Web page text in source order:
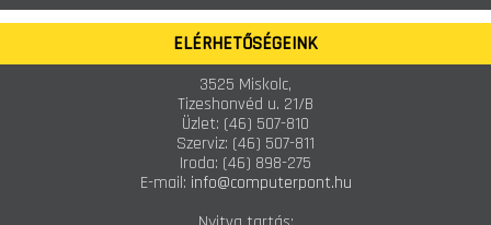
ELÉRHETŐSÉGEINK
3525 Miskolc,
Tizeshonvéd u. 21/B
Üzlet: (46) 507-810
Szerviz: (46) 507-811
Iroda: (46) 898-275
E-mail: info@computerpont.hu